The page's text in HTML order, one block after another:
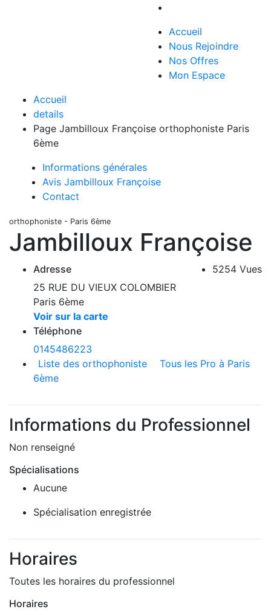
Accueil
Nous Rejoindre
Nos Offres
Mon Espace
Accueil
details
Page Jambilloux Françoise orthophoniste Paris
6ème
Informations générales
Avis Jambilloux Françoise
Contact
orthophoniste - Paris 6ème
Jambilloux Françoise
5254 Vues
Adresse
25 RUE DU VIEUX COLOMBIER
Paris 6ème
Voir sur la carte
Téléphone
0145486223
Liste des orthophoniste
Tous les Pro à Paris
6ème
Informations du Professionnel
Non renseigné
Spécialisations
Aucune
Spécialisation enregistrée
Horaires
Toutes les horaires du professionnel
Horaires